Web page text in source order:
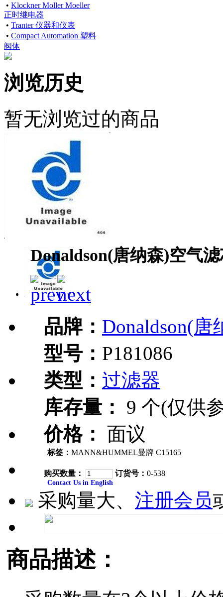
• Klockner Moller Moeller
正时继电器
• Tranter 仪器和仪表
• Compact Automation 塑料
阀体
浏览历史
暂无浏览过的商品
Donaldson(唐纳森)空气滤
品牌： Donaldson(唐
型号： P181086
类型： 过滤器
库存量：
9 个(仅供
价格： 面议
标签： MANN&HUMMEL曼牌 C15165
购买数量： 订货号： 0-538
Contact Us in English
采购量大、 注册会员
商品描述：